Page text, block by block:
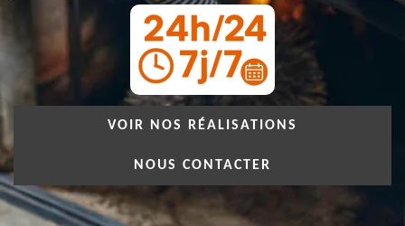
VOIR NOS RÉALISATIONS
NOUS CONTACTER